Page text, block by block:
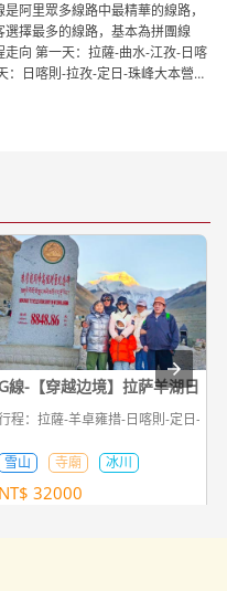
是阿里眾多線路中最精華的線路，
選擇最多的線路，基本為拼團線
-曲水-江孜-日喀
則珠峰11日遊
則-定日-珠峰大本營-定日-日喀則-拉
G線-【穿越边境】拉萨羊湖日喀
程：拉薩-羊卓雍措-日喀則-定日-珠
雪山 寺廟 冰川
NT$ 32000